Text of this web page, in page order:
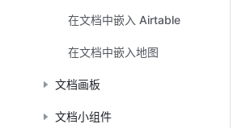
在文档中嵌入 Airtable
在文档中嵌入地图
文档画板
文档小组件